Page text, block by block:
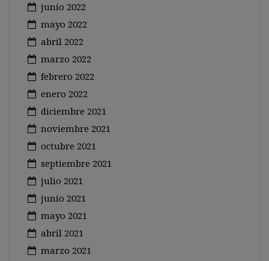
junio 2022
mayo 2022
abril 2022
marzo 2022
febrero 2022
enero 2022
diciembre 2021
noviembre 2021
octubre 2021
septiembre 2021
julio 2021
junio 2021
mayo 2021
abril 2021
marzo 2021